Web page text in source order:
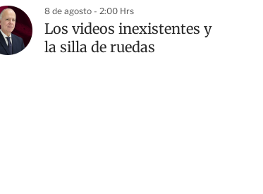
8 de agosto - 2:00 Hrs
Los videos inexistentes y
la silla de ruedas